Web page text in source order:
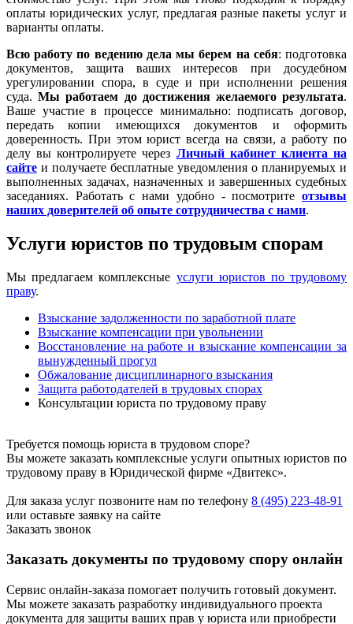
оплаты юридических услуг, предлагая разные пакеты услуг и
варианты оплаты.
Всю работу по ведению дела мы берем на себя: подготовка
документов, защита ваших интересов при досудебном
урегулировании спора, в суде и при исполнении решения
суда.Мы работаем до достижения желаемого результата.
Ваше участие в процессе минимально: подписать договор,
передать копии имеющихся документов и оформить
доверенность. При этом юрист всегда на связи, а работу по
делу вы контролируете через Личный кабинет клиента на
сайте и получаете бесплатные уведомления о планируемых и
выполненных задачах, назначенных и завершенных судебных
заседаниях. Работать с нами удобно - посмотрите отзывы
наших доверителей об опыте сотрудничества с нами.
Услуги юристов по трудовым спорам
Мы предлагаем комплексные услуги юристов по трудовому
праву.
Взыскание задолженности по заработной плате
Взыскание компенсации при увольнении
Восстановление на работе и взыскание компенсации за
вынужденный прогул
Обжалование дисциплинарного взыскания
Защита работодателей в трудовых спорах
Консультации юриста по трудовому праву
Требуется помощь юриста в трудовом споре?
Вы можете заказать комплексные услуги опытных юристов по
трудовому праву в Юридической фирме «Двитекс».
Для заказа услуг позвоните нам по телефону 8 (495) 223-48-91
или оставьте заявку на сайте
Заказать звонок
Заказать документы по трудовому спору онлайн
Сервис онлайн-заказа помогает получить готовый документ.
Мы можете заказать разработку индивидуального проекта
документа для защиты ваших прав у юриста или приобрести